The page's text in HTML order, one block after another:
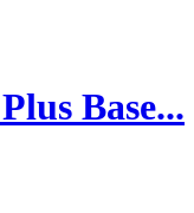
Base...